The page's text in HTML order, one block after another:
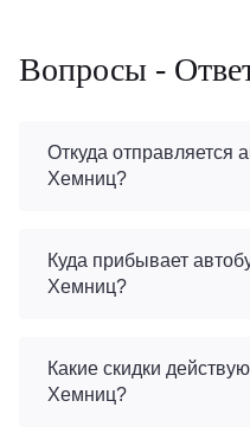
Вопросы -
Откуда отправляется
Хемниц?
Куда прибывает
Хемниц?
Какие скидки
Хемниц?